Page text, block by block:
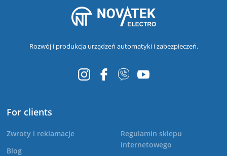
Rozwój i produkcja urządzeń automatyki i zabezpieczeń.
For clients
Zwroty i reklamacje
Blog
Regulamin sklepu
internetowego